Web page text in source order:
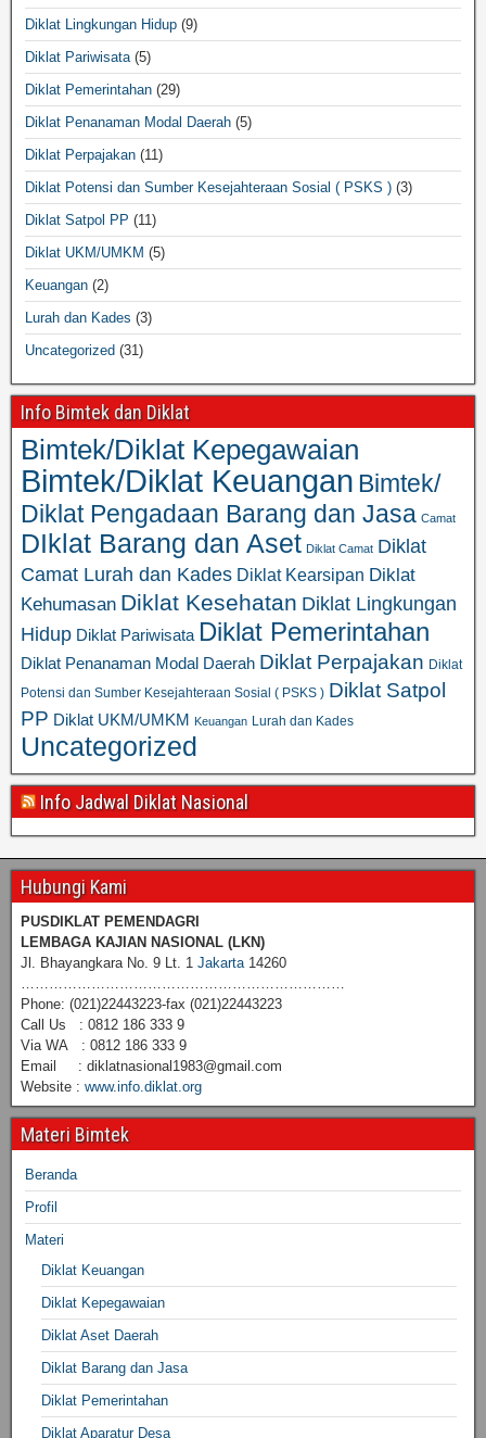
Diklat Lingkungan Hidup (9)
Diklat Pariwisata(5)
Diklat Pemerintahan (29)
Diklat Penanaman Modal Daerah (5)
Diklat Perpajakan (11)
Diklat Potensi dan Sumber Kesejahteraan Sosial ( PSKS ) (3)
Diklat Satpol PP (11)
Diklat UKM/UMKM (5)
Keuangan (2)
Lurah dan Kades (3)
Uncategorized (31)
Info Bimtek dan Diklat
Bimtek/Diklat Kepegawaian
Bimtek/Diklat Keuangan Bimtek/
Diklat Pengadaan Barang dan Jasa Camat
DIklat Barang dan Aset Diklat Camat Diklat
Camat Lurah dan Kades Diklat Kearsipan Diklat
Kehumasan Diklat Kesehatan Diklat Lingkungan
Hidup Diklat Pariwisata Diklat Pemerintahan
Diklat Penanaman Modal Daerah Diklat Perpajakan Diklat
Potensi dan Sumber Kesejahteraan Sosial ( PSKS ) Diklat Satpol
PP Diklat UKM/UMKM Keuangan Lurah dan Kades
Uncategorized
Info Jadwal Diklat Nasional
Hubungi Kami
PUSDIKLAT PEMENDAGRI
LEMBAGA KAJIAN NASIONAL (LKN)
Jl. Bhayangkara No. 9 Lt. 1 Jakarta14260
……………………………………………………………
Phone: (021)22443223-fax (021)22443223
Call Us : 0812 186 333 9
Via WA : 0812 186 333 9
Email : diklatnasional1983@gmail.com
Website : www.info.diklat.org
Materi Bimtek
Beranda
Profil
Materi
Diklat Keuangan
Diklat Kepegawaian
Diklat Aset Daerah
Diklat Barang dan Jasa
Diklat Pemerintahan
Diklat Aparatur Desa